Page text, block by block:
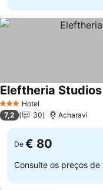
3 EstrelasHotel
Eleftheria
7,2 30 Acharavi
De € 80
Consulte os preços de